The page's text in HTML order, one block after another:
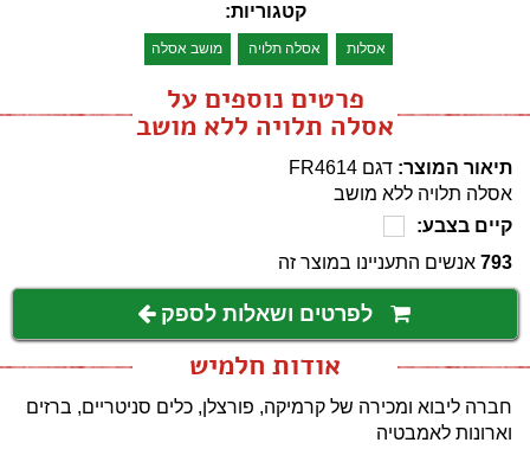
קטגוריות:
אסלות אסלה תלויה מושב אסלה
פרטים נוספים על
אסלה תלויה ללא מושב
תיאור המוצר: דגם FR4614
אסלה תלויה ללא מושב
קיים בצבע:
793 אנשים התעניינו במוצר זה
לפרטים ושאלות לספק
אודות חלמיש
חברה ליבוא ומכירה של קרמיקה, פורצלן, כלים סניטריים, ברזים
וארונות לאמבטיה